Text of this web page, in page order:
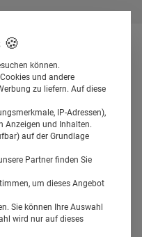
🍪
können.
und andere
zu liefern. Auf diese
IP-Adressen),
Anzeigen und Inhalten.
auf der Grundlage
Partner finden Sie
um dieses Angebot
Sie können Ihre Auswahl
wird nur auf dieses